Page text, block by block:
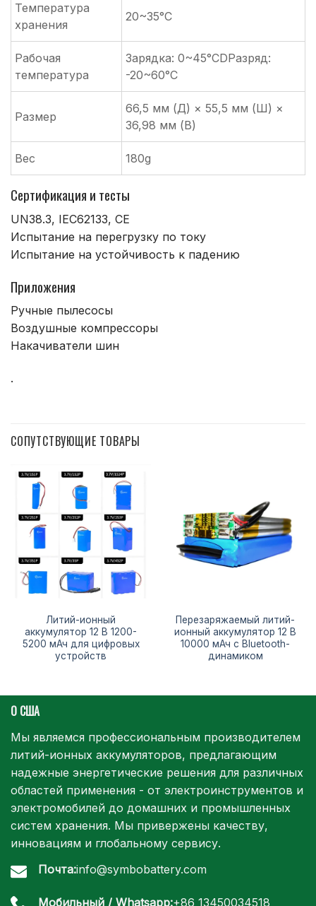
Температура
хранения
20~35°C
Рабочая
температура
Зарядка: 0~45°CDРазряд:
-20~60°C
Размер
66,5 мм (Д) × 55,5 мм (Ш) ×
36,98 мм (В)
Вес 180g
Сертификация и тесты
UN38.3, IEC62133, CE
Испытание на перегрузку по току
Испытание на устойчивость к падению
Приложения
Ручные пылесосы
Воздушные компрессоры
Накачиватели шин
.
СОПУТСТВУЮЩИЕ ТОВАРЫ
Литий-ионный
аккумулятор 12 В 1200-
5200 мАч для цифровых
устройств
Перезаряжаемый литий-
ионный аккумулятор 12 В
10000 мАч с Bluetooth-
динамиком
О США
Мы являемся профессиональным производителем
литий-ионных аккумуляторов, предлагающим
надежные энергетические решения для различных
областей применения - от электроинструментов и
электромобилей до домашних и промышленных
систем хранения. Мы привержены качеству,
инновациям и глобальному сервису.
Почта:info@symbobattery.com
Мобильный / Whatsapp:+86 13450034518